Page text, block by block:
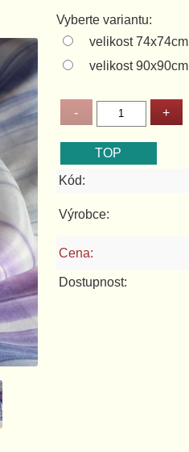
Vyberte variantu:
velikost 74x74cm
velikost 90x90cm
Kód:
Výrobce:
Cena:
Dostupnost: